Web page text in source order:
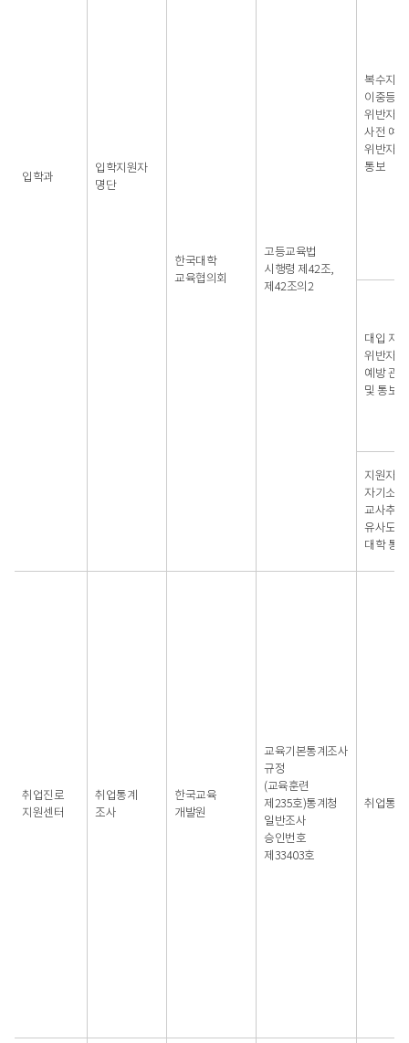
입학과
입학지원자
명단
한국대학
교육협의회
고등교육법
시행령 제42조,
제42조의2
복수지원
이중등록
위반자
사전 예
위반자에
통보
대입 지원
위반자
예방 관
및 통보
지원자의
자기소개
교사추천
유사도
대학 통보
취업진로
지원센터
취업통계
조사
한국교육
개발원
교육기본통계조사
규정
(교육훈련
제235호)통계청
일반조사
승인번호
제33403호
취업통계